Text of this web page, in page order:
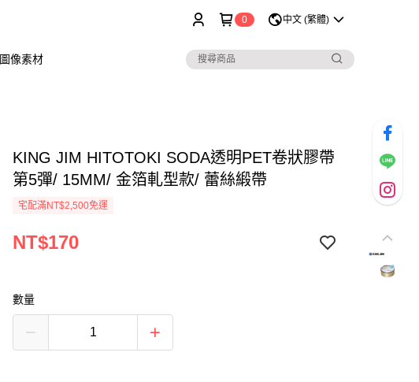
0 中文 (繁體)
圖像素材
KING JIM HITOTOKI SODA透明PET卷狀膠帶
第5彈/ 15MM/ 金箔軋型款/ 蕾絲緞帶
宅配滿NT$2,500免運
NT$170
數量